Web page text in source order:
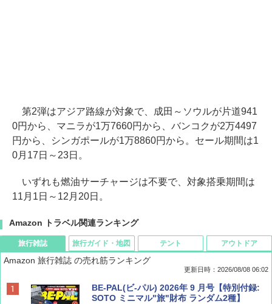
第2弾はアジア路線が対象で、成田～ソウルが片道941
0円から、マニラが1万7660円から、バンコクが2万4497
円から、シンガポールが1万8860円から。セール期間は1
0月17日～23日。
いずれも燃油サーチャージは不要で、対象搭乗期間は
11月1日～12月20日。
Amazon トラベル関連ランキング
旅行雑誌
Amazon 旅行雑誌 の売れ筋ランキング
更新日時：2026/08/08 06:02
BE-PAL(ビ-パル) 2026年 9 月号【特別付録:
SOTO ミニマル"旅"財布 ランダム2種】
旅行ガイド・地図 テント アウトドア